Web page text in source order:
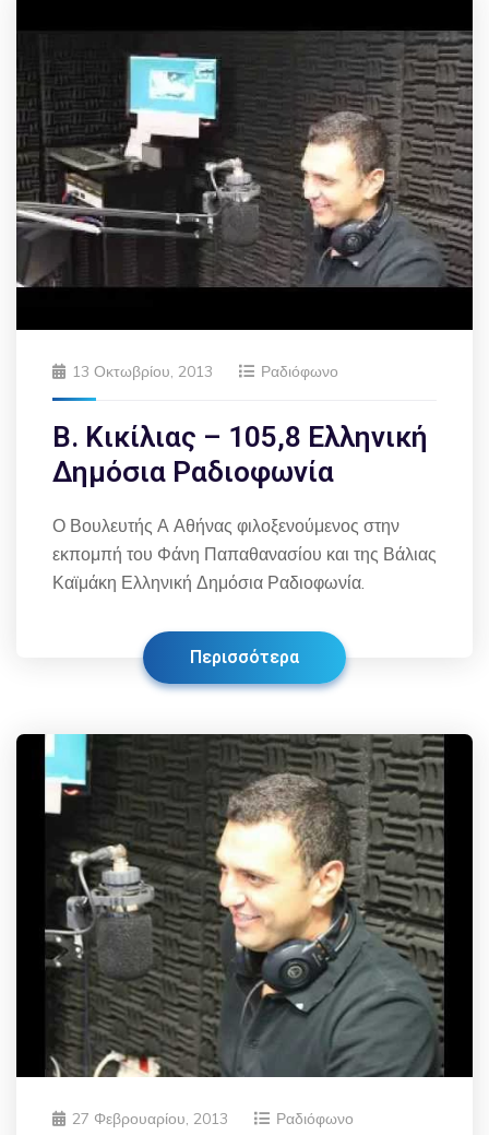
13 Οκτωβρίου, 2013 Ραδιόφωνο
Β. Κικίλιας – 105,8 Ελληνική
Δημόσια Ραδιοφωνία
Ο Βουλευτής Α Αθήνας φιλοξενούμενος στην
εκπομπή του Φάνη Παπαθανασίου και της Βάλιας
Καϊμάκη Ελληνική Δημόσια Ραδιοφωνία.
Περισσότερα
27 Φεβρουαρίου, 2013 Ραδιόφωνο